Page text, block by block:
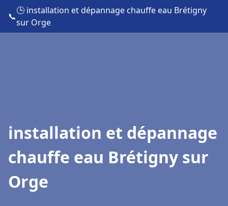
📞
🕒 installation et dépannage chauffe eau Brétigny
sur Orge
installation et dépannage
chauffe eau Brétigny sur
Orge